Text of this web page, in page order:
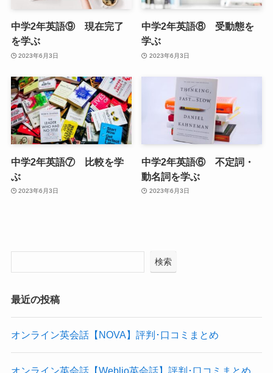
中学2年英語⑨ 現在完了
を学ぶ
2023年6月3日
中学2年英語⑧ 受動態を
学ぶ
2023年6月3日
中学2年英語⑦ 比較を学
ぶ
2023年6月3日
中学2年英語⑥ 不定詞・
動名詞を学ぶ
2023年6月3日
検索
最近の投稿
オンライン英会話【NOVA】評判･口コミまとめ
オンライン英会話【Weblio英会話】評判･口コミまとめ